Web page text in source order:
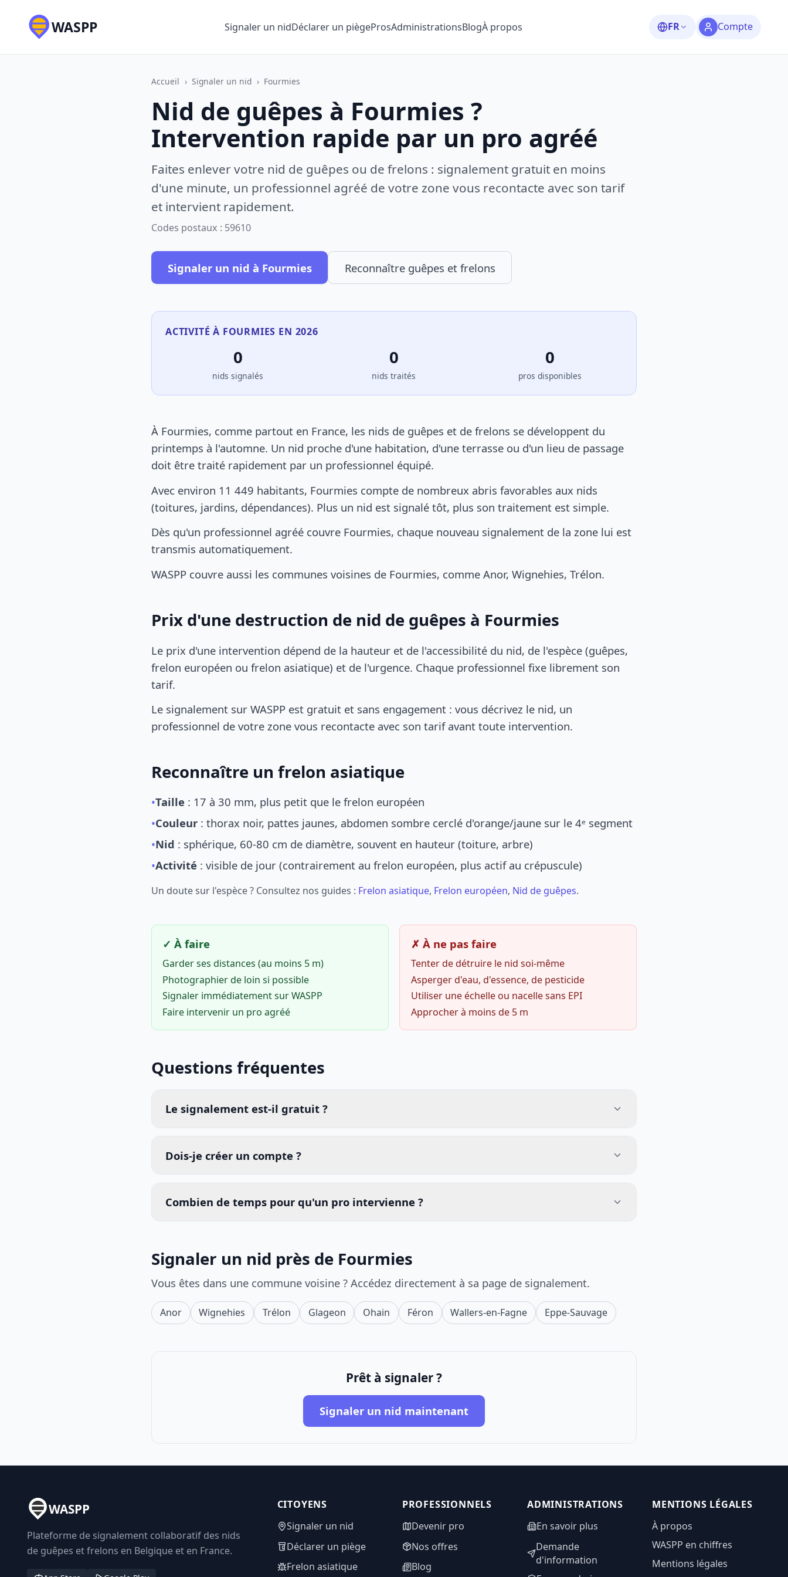
WASPP Signaler un nidDéclarer un piègeProsAdministrationsBlogÀ propos FR Compte
Accueil › Signaler un nid › Fourmies
Nid de guêpes à Fourmies ?
Intervention rapide par un pro agréé
Faites enlever votre nid de guêpes ou de frelons : signalement gratuit en moins
d'une minute, un professionnel agréé de votre zone vous recontacte avec son tarif
et intervient rapidement.
Codes postaux : 59610
Signaler un nid à Fourmies Reconnaître guêpes et frelons
ACTIVITÉ À FOURMIES EN 2026
0
nids signalés
0
nids traités
0
pros disponibles
À Fourmies, comme partout en France, les nids de guêpes et de frelons se développent du
printemps à l'automne. Un nid proche d'une habitation, d'une terrasse ou d'un lieu de passage
doit être traité rapidement par un professionnel équipé.
Avec environ 11 449 habitants, Fourmies compte de nombreux abris favorables aux nids
(toitures, jardins, dépendances). Plus un nid est signalé tôt, plus son traitement est simple.
Dès qu'un professionnel agréé couvre Fourmies, chaque nouveau signalement de la zone lui est
transmis automatiquement.
WASPP couvre aussi les communes voisines de Fourmies, comme Anor, Wignehies, Trélon.
Prix d'une destruction de nid de guêpes à Fourmies
Le prix d'une intervention dépend de la hauteur et de l'accessibilité du nid, de l'espèce (guêpes,
frelon européen ou frelon asiatique) et de l'urgence. Chaque professionnel fixe librement son
tarif.
Le signalement sur WASPP est gratuit et sans engagement : vous décrivez le nid, un
professionnel de votre zone vous recontacte avec son tarif avant toute intervention.
Reconnaître un frelon asiatique
•Taille : 17 à 30 mm, plus petit que le frelon européen
•Couleur : thorax noir, pattes jaunes, abdomen sombre cerclé d'orange/jaune sur le 4ᵉ segment
•Nid : sphérique, 60-80 cm de diamètre, souvent en hauteur (toiture, arbre)
•Activité : visible de jour (contrairement au frelon européen, plus actif au crépuscule)
Un doute sur l'espèce ? Consultez nos guides : Frelon asiatique, Frelon européen, Nid de guêpes.
✓ À faire
Garder ses distances (au moins 5 m)
Photographier de loin si possible
Signaler immédiatement sur WASPP
Faire intervenir un pro agréé
✗ À ne pas faire
Tenter de détruire le nid soi-même
Asperger d'eau, d'essence, de pesticide
Utiliser une échelle ou nacelle sans EPI
Approcher à moins de 5 m
Questions fréquentes
Le signalement est-il gratuit ?
Dois-je créer un compte ?
Combien de temps pour qu'un pro intervienne ?
Signaler un nid près de Fourmies
Vous êtes dans une commune voisine ? Accédez directement à sa page de signalement.
Anor Wignehies Trélon Glageon Ohain Féron Wallers-en-Fagne Eppe-Sauvage
Prêt à signaler ?
Signaler un nid maintenant
WASPP
Plateforme de signalement collaboratif des nids
de guêpes et frelons en Belgique et en France.
CITOYENS
Signaler un nid
Déclarer un piège
Frelon asiatique
PROFESSIONNELS
Devenir pro
Nos offres
Blog
ADMINISTRATIONS
En savoir plus
Demande
d'information
MENTIONS LÉGALES
À propos
WASPP en chiffres
Mentions légales